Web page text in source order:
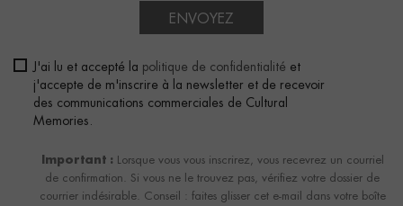
ENVOYEZ
J'ai lu et accepté la politique de confidentialité et
j'accepte de m'inscrire à la newsletter et de recevoir
des communications commerciales de Cultural
Memories.
Important : Lorsque vous vous inscrirez, vous recevrez un courriel
de confirmation. Si vous ne le trouvez pas, vérifiez votre dossier de
courrier indésirable. Conseil : faites glisser cet e-mail dans votre boîte